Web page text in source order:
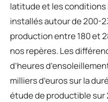
latitude et les conditions
installés autour de 200-
production entre 180 et
nos repères. Les
d’heures
milliers d’euros sur la
étude de productible sur